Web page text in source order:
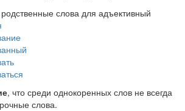
, что среди однокоренных слов не всегда
слова.